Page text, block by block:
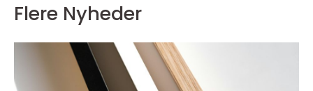
Flere Nyheder